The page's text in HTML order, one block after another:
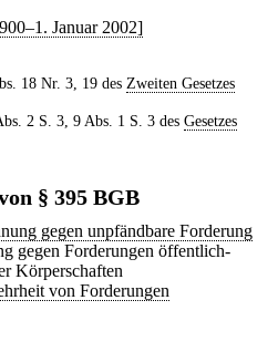
Januar 2002]
18 Nr. 3, 19 des Zweiten Gesetzes
2 S. 3, 9 Abs. 1 S. 3 des Gesetzes
§ 395 BGB
gegen unpfändbare Forderung
gegen Forderungen öffentlich-
Körperschaften
von Forderungen